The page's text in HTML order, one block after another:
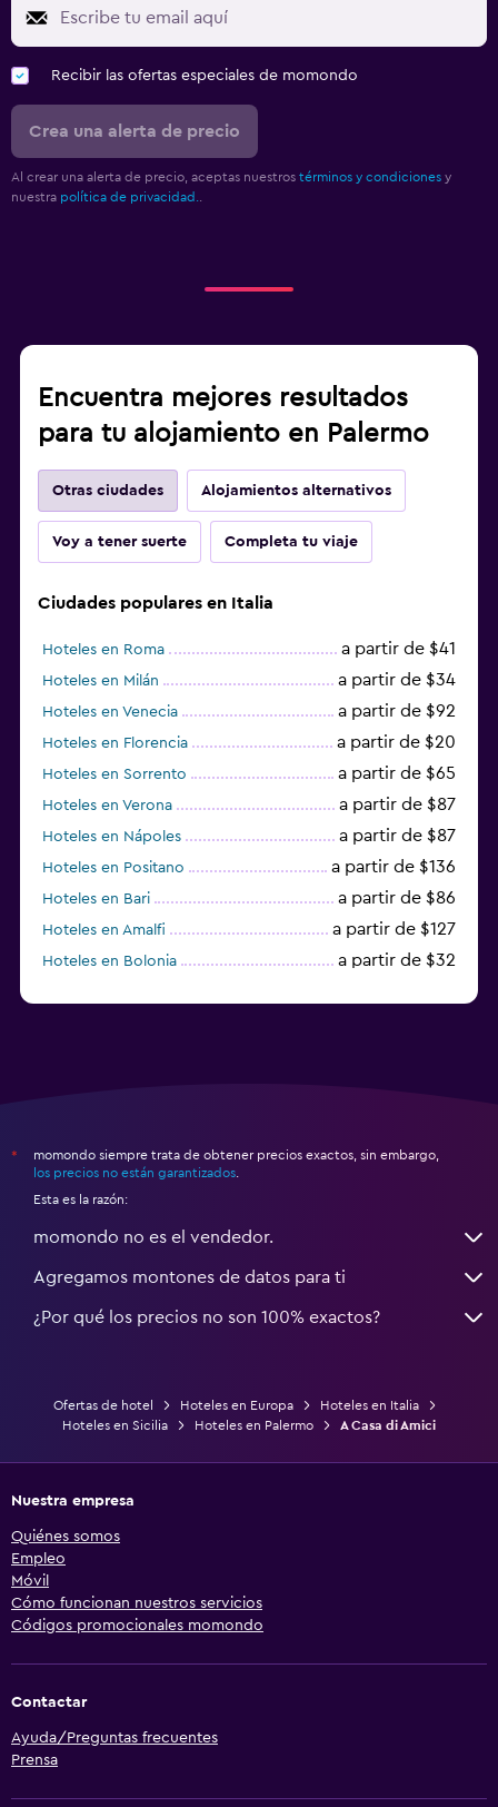
Recibir las ofertas especiales de momondo
Crea una alerta de precio
Al crear una alerta de precio, aceptas nuestros términos y condiciones y
nuestra política de privacidad.
Encuentra mejores resultados
para tu alojamiento en Palermo
Otras ciudades Alojamientos alternativos
Voy a tener suerte Completa tu viaje
Ciudades populares en Italia
Hoteles en Roma a partir de $41
Hoteles en Milán a partir de $34
Hoteles en Venecia a partir de $92
Hoteles en Florencia a partir de $20
Hoteles en Sorrento a partir de $65
Hoteles en Verona a partir de $87
Hoteles en Nápoles a partir de $87
Hoteles en Positano a partir de $136
Hoteles en Bari a partir de $86
Hoteles en Amalfi a partir de $127
Hoteles en Bolonia a partir de $32
*
momondo siempre trata de obtener precios exactos, sin embargo,
los precios no están garantizados
Esta es la razón:
momondo no es el vendedor.
Agregamos montones de datos para ti
¿Por qué los precios no son 100% exactos?
Ofertas de hotel Hoteles en Europa
Hoteles en Italia
Hoteles en Sicilia
Hoteles en Palermo A Casa di Amici
Nuestra empresa
Quiénes somos
Empleo
Móvil
Cómo funcionan nuestros servicios
Códigos promocionales momondo
Contactar
Ayuda/Preguntas frecuentes
Prensa